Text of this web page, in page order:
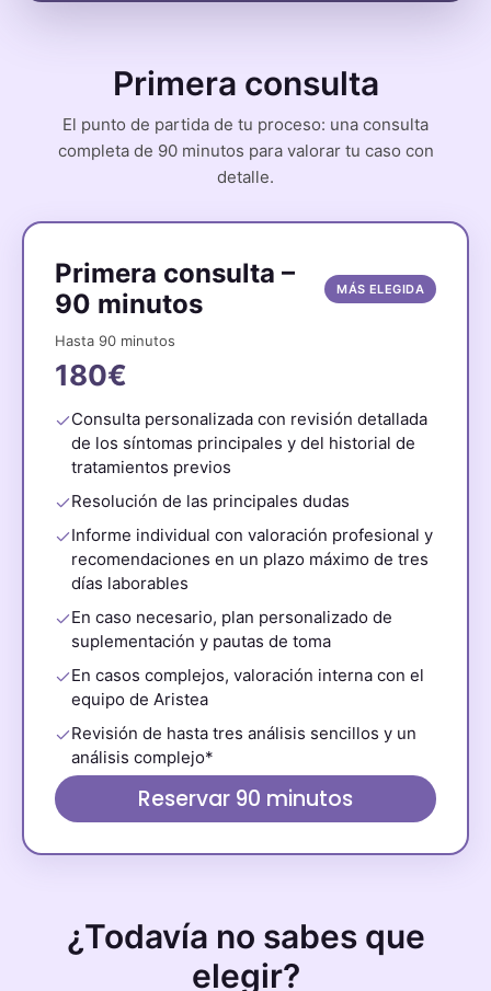
Primera consulta
El punto de partida de tu proceso: una consulta
completa de 90 minutos para valorar tu caso con
detalle.
Primera consulta –
90 minutos
MÁS ELEGIDA
Hasta 90 minutos
180€
Consulta personalizada con revisión detallada
de los síntomas principales y del historial de
tratamientos previos
Resolución de las principales dudas
Informe individual con valoración profesional y
recomendaciones en un plazo máximo de tres
días laborables
En caso necesario, plan personalizado de
suplementación y pautas de toma
En casos complejos, valoración interna con el
equipo de Aristea
Revisión de hasta tres análisis sencillos y un
análisis complejo*
Reservar 90 minutos
¿Todavía no sabes que
elegir?